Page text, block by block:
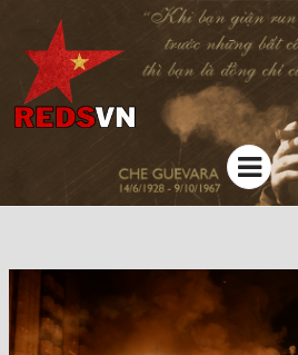
Kênh chia sẻ tri thức cộng đồng
Menu